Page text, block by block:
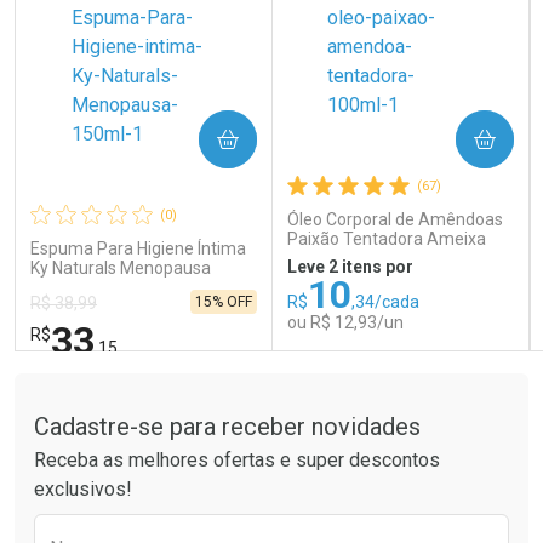
Ativar Desconto
Comprar sem Desconto
Por R$ 121,90/cada
Comprar sem Desconto
Comprar sem Desconto
Por R$ 41,99/cada
Comprar sem Desconto
Por R$ 41,99/cada
(0)
Espuma Para Higiene Íntima
Ky Naturals Menopausa
R$ 38,99
R$33,15
15% OFF
COMPRAR
Laboratório
Por Menos
(67)
Óleo Corporal de Amêndoas
Paixão Tentadora Ameixa
Rubi 100ml
Leve 2 itens por
R$10,34/cada
ou R$ 12,93/un
COMPRAR
Laboratório
Por Menos
Cadastre-se para receber novidades
Receba as melhores ofertas e super descontos
exclusivos!